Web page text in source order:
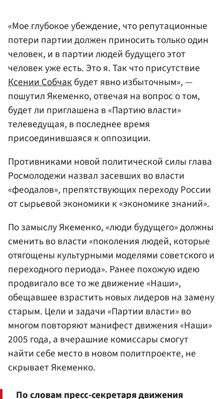
«Мое глубокое убеждение, что репутационные
потери партии должен приносить только один
человек, и в партии людей будущего этот
человек уже есть. Это я. Так что присутствие
Ксении Собчакбудет явно избыточным», —
пошутил Якеменко, отвечая на вопрос о том,
будет ли приглашена в «Партию власти»
телеведущая, в последнее время
присоединившаяся к оппозиции.
Противниками новой политической силы глава
Росмолодежи назвал засевших во власти
«феодалов», препятствующих переходу России
от сырьевой экономики к «экономике знаний».
По замыслу Якеменко, «люди будущего» должны
сменить во власти «поколения людей, которые
отягощены культурными моделями советского и
переходного периода». Ранее похожую идею
продвигало все то же движение «Наши»,
обещавшее взрастить новых лидеров на замену
старым. Цели и задачи «Партии власти» во
многом повторяют манифест движения «Наши»
2005 года, а вчерашние комиссары смогут
найти себе место в новом политпроекте, не
скрывает Якеменко.
По словам пресс-секретаря движения